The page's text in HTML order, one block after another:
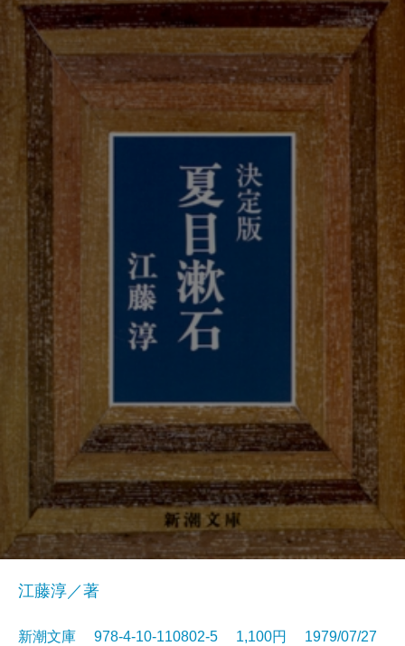
江藤淳／著
新潮文庫 978-4-10-110802-5 1,100円 1979/07/27